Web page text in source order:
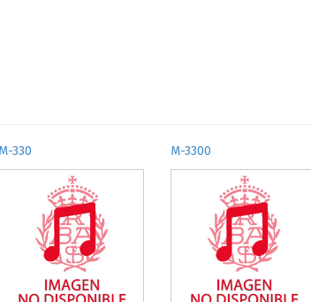
M-330 M-3300